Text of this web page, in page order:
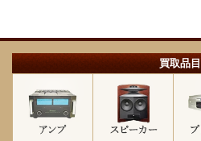
買取品目